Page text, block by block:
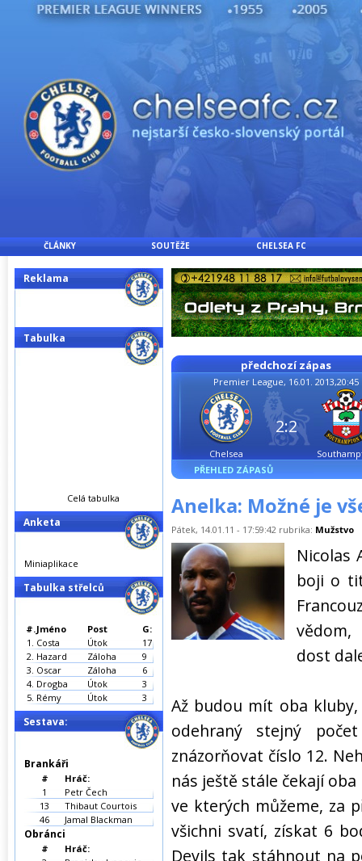
ČLÁNKY SOUTĚŽE CHELSEA FC
předchozí zápas
Premier League, 16.01. 2013,20:45
Chelsea
2:2
PŘEHLED ZÁPASŮ
Anelka: Možné je
Pátek, 14.01.11 - 17:59:42 rubrika: Mužstvo
Nicolas
boji o
dost
Až budou mít oba
odehraný stejný
znázorňovat číslo 12.
nás ještě stále čekají
ve kterých můžeme, za
všichni svatí, získat 6
Devils tak stáhnout na
Reklama
Tabulka
Celá tabulka
Anketa
Miniaplikace
Tabulka střelců
#.Jméno Post
G:
1. Costa Útok
17
2. Hazard Záloha
9
3. Oscar Záloha
6
4. Drogba Útok
3
5. Rémy Útok 3
Sestava:
Brankáři
#
Hráč:
1
Petr Čech
13
Thibaut Courtois
46
Jamal Blackman
Obránci
#
Hráč: